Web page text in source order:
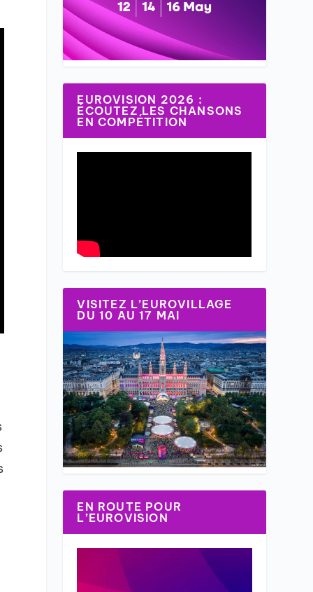
EUROVISION 2026 :
ÉCOUTEZ LES CHANSONS
EN COMPÉTITION
VISITEZ L’EUROVILLAGE
DU 10 AU 17 MAI
EN ROUTE POUR
L’EUROVISION